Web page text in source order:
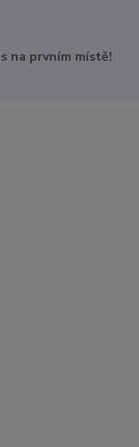
na prvním místě!